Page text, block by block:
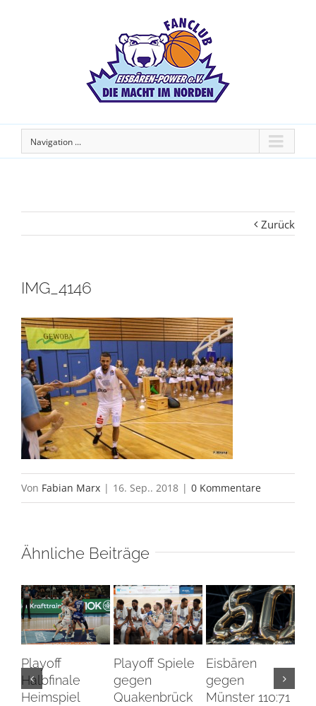
Navigation ...
Zurück
IMG_4146
Von Fabian Marx | 16. Sep.. 2018 | 0 Kommentare
Ähnliche Beiträge
Playoff
Halbfinale
Heimspiel
Playoff Spiele
gegen
Quakenbrück
Eisbären
gegen
Münster 110:71